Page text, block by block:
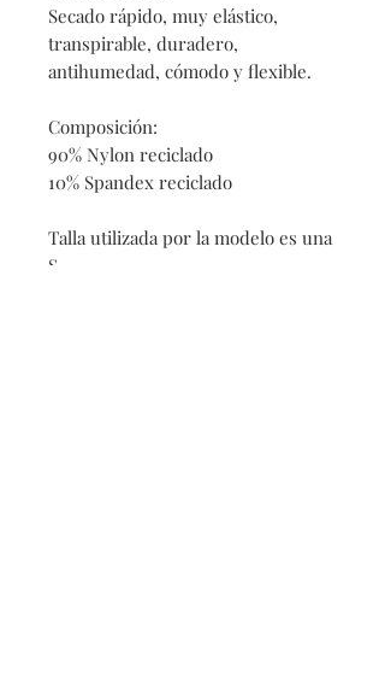
Secado rápido, muy elástico,
transpirable, duradero,
antihumedad, cómodo y flexible.
Composición:
90% Nylon reciclado
10% Spandex reciclado
Talla utilizada por la modelo es una
S